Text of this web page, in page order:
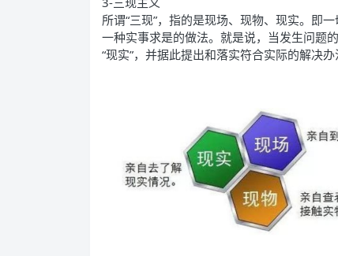
所谓“三现”，指的是现场、现物、现实。即
一种实事求是的做法。就是说，当发生问题
“现实”，并据此提出和落实符合实际的解决办